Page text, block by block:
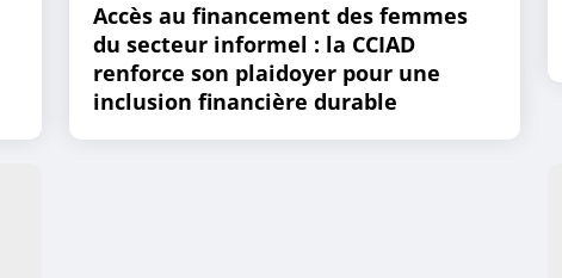
Accès au financement des femmes
du secteur informel : la CCIAD
renforce son plaidoyer pour une
inclusion financière durable